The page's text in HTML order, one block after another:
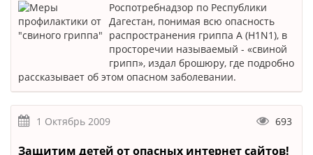
Роспотребнадзор по Республики
Дагестан, понимая всю опасность
распространения гриппа А (Н1N1), в
просторечии называемый - «свиной
грипп», издал брошюру, где подробно
рассказывает об этом опасном заболевании.
1 Октябрь 2009 693
Защитим детей от опасных интернет сайтов!